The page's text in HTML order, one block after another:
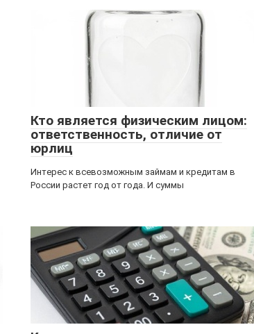
Кто является физическим лицом:
ответственность, отличие от
юрлиц
Интерес к всевозможным займам и кредитам в
России растет год от года. И суммы